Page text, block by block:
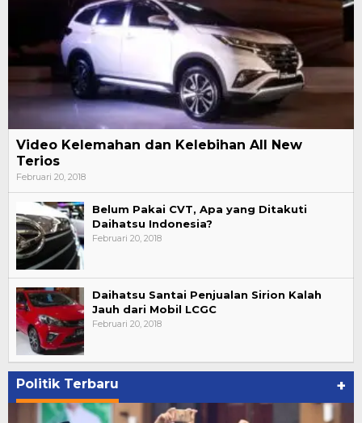
Video Kelemahan dan Kelebihan All New
Terios
Februari 20, 2018
Belum Pakai CVT, Apa yang Ditakuti
Daihatsu Indonesia?
Februari 20, 2018
Daihatsu Santai Penjualan Sirion Kalah
Jauh dari Mobil LCGC
Februari 20, 2018
Politik Terbaru +